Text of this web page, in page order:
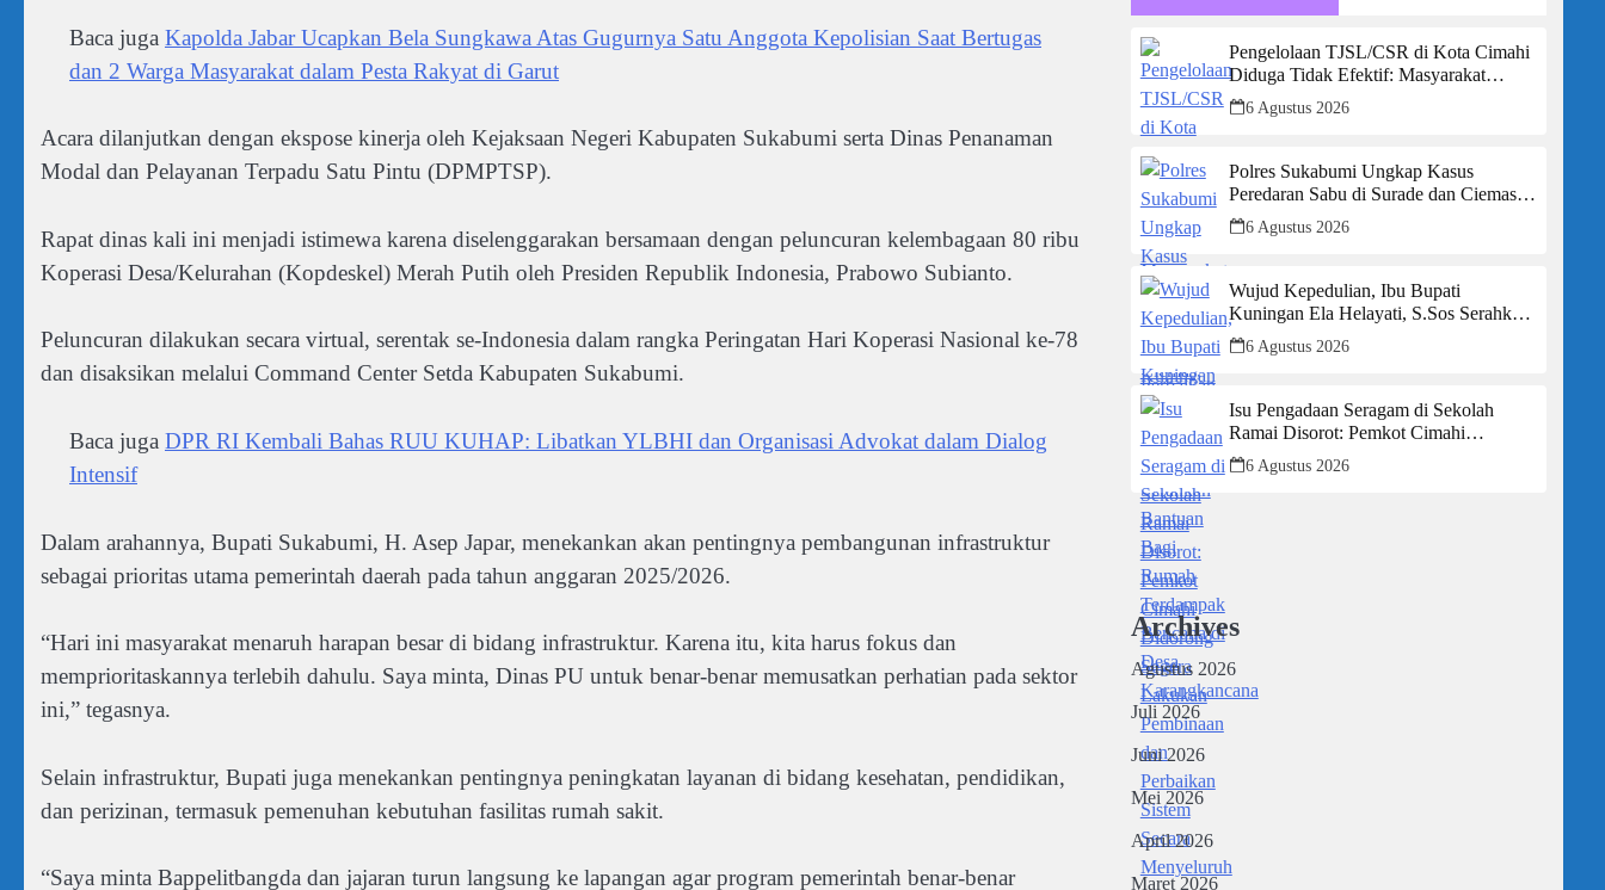
Baca juga Kapolda Jabar Ucapkan Bela Sungkawa Atas Gugurnya Satu Anggota Kepolisian Saat Bertugas
dan 2 Warga Masyarakat dalam Pesta Rakyat di Garut
Acara dilanjutkan dengan ekspose kinerja oleh Kejaksaan Negeri Kabupaten Sukabumi serta Dinas Penanaman
Modal dan Pelayanan Terpadu Satu Pintu (DPMPTSP).
Rapat dinas kali ini menjadi istimewa karena diselenggarakan bersamaan dengan peluncuran kelembagaan 80 ribu
Koperasi Desa/Kelurahan (Kopdeskel) Merah Putih oleh Presiden Republik Indonesia, Prabowo Subianto.
Peluncuran dilakukan secara virtual, serentak se-Indonesia dalam rangka Peringatan Hari Koperasi Nasional ke-78
dan disaksikan melalui Command Center Setda Kabupaten Sukabumi.
Baca juga DPR RI Kembali Bahas RUU KUHAP: Libatkan YLBHI dan Organisasi Advokat dalam Dialog
Intensif
Dalam arahannya, Bupati Sukabumi, H. Asep Japar, menekankan akan pentingnya pembangunan infrastruktur
sebagai prioritas utama pemerintah daerah pada tahun anggaran 2025/2026.
“Hari ini masyarakat menaruh harapan besar di bidang infrastruktur. Karena itu, kita harus fokus dan
memprioritaskannya terlebih dahulu. Saya minta, Dinas PU untuk benar-benar memusatkan perhatian pada sektor
ini,” tegasnya.
Selain infrastruktur, Bupati juga menekankan pentingnya peningkatan layanan di bidang kesehatan, pendidikan,
dan perizinan, termasuk pemenuhan kebutuhan fasilitas rumah sakit.
“Saya minta Bappelitbangda dan jajaran turun langsung ke lapangan agar program pemerintah benar-benar
Pengelolaan TJSL/CSR di Kota Cimahi
Diduga Tidak Efektif: Masyarakat
Desak Transparansi Penuh dan
Perbaikan Sistem
6 Agustus 2026
Polres Sukabumi Ungkap Kasus
Peredaran Sabu di Surade dan Ciemas,
Tiga Tersangka Diamankan
6 Agustus 2026
Wujud Kepedulian, Ibu Bupati
Kuningan Ela Helayati, S.Sos Serahkan
Bantuan Bagi Rumah Terdampak
Bencana di Desa Karangkancana
6 Agustus 2026
Isu Pengadaan Seragam di Sekolah
Ramai Disorot: Pemkot Cimahi
Didorong Segera Lakukan Pembinaan
dan Perbaikan Sistem Secara
6 Agustus 2026
Archives
Agustus 2026
Juli 2026
Juni 2026
Mei 2026
April 2026
Maret 2026